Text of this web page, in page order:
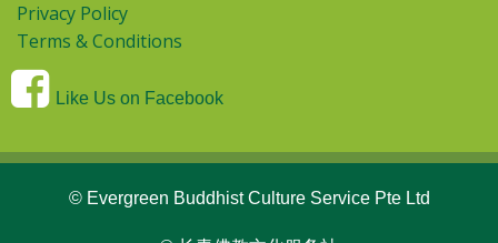
Privacy Policy
Terms & Conditions
Like Us on Facebook
© Evergreen Buddhist Culture Service Pte Ltd